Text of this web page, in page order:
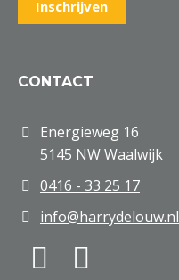
CONTACT
Energieweg 16
5145 NW Waalwijk
0416 - 33 25 17
info@harrydelouw.nl